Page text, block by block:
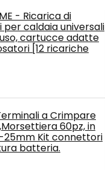
- Ricarica di
per caldaia universali
cartucce adatte
[12 ricariche
a Crimpare
60pz, in
25mm Kit connettori
batteria.